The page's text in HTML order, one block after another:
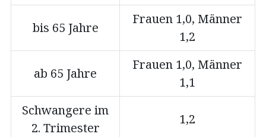
bis 65 Jahre
Frauen 1,0, Männer
1,2
ab 65 Jahre
Frauen 1,0, Männer
1,1
Schwangere im
2. Trimester
1,2